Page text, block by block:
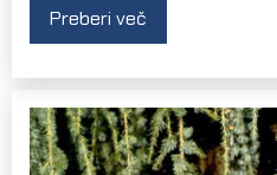
Preberi več